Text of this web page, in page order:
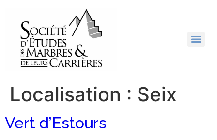
Localisation : Seix
Vert d’Estours